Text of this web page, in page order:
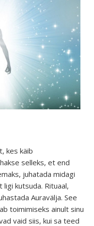
kes käib
selleks, et end
juhatada midagi
kutsuda. Rituaal,
Auravälja. See
toimimiseks ainult sinu
vaid siis, kui sa teed